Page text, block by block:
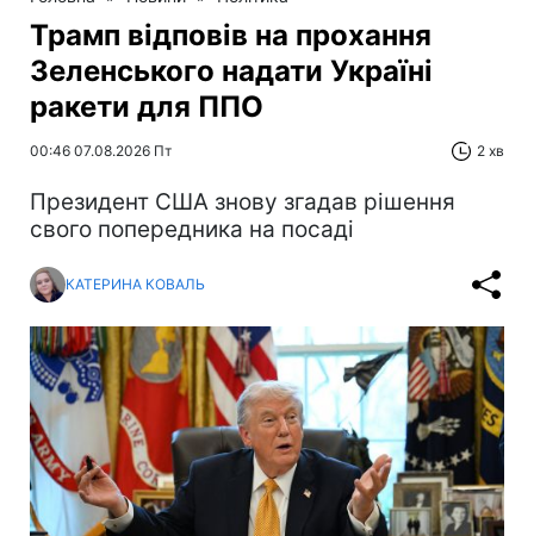
Трамп відповів на прохання
Зеленського надати Україні
ракети для ППО
00:46 07.08.2026 Пт 2 хв
Президент США знову згадав рішення
свого попередника на посаді
КАТЕРИНА КОВАЛЬ